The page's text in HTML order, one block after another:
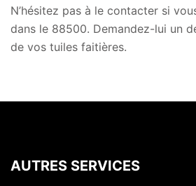
N’hésitez pas à le contacter si
dans le 88500. Demandez-lui un
de vos tuiles faitières.
AUTRES SERVICES